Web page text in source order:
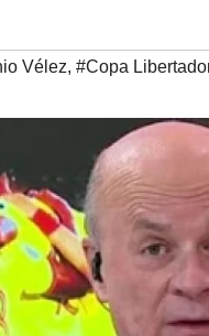
Vélez, #Copa